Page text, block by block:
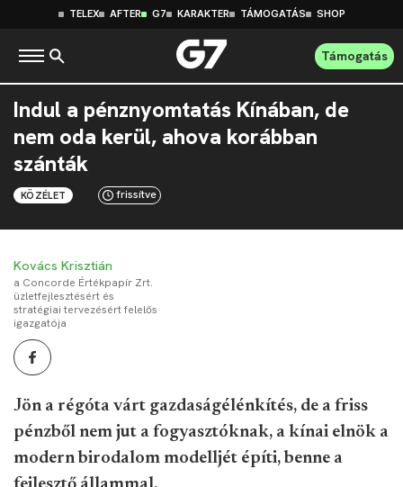
TELEX AFTER G7 KARAKTER TÁMOGATÁS SHOP
Támogatás
Indul a pénznyomtatás Kínában, de
nem oda kerül, ahova korábban
szánták
KÖZÉLET frissítve
Kovács Krisztián
a Concorde Értékpapír Zrt.
üzletfejlesztésért és
stratégiai tervezésért felelős
igazgatója
Jön a régóta várt gazdaságélénkítés, de a friss
pénzből nem jut a fogyasztóknak, a kínai elnök a
modern birodalom modelljét építi, benne a